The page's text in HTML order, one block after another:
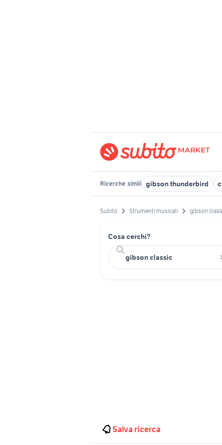
Ricerche simili gibson thunderbird
Subito Strumenti musicali gibson
Cosa cerchi?
Salva ricerca